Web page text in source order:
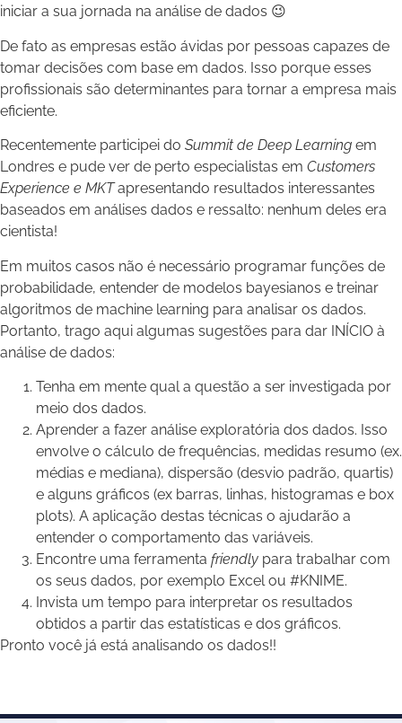
iniciar a sua jornada na análise de dados 😉
De fato as empresas estão ávidas por pessoas capazes de
tomar decisões com base em dados. Isso porque esses
profissionais são determinantes para tornar a empresa mais
eficiente.
Recentemente participei do Summit de Deep Learning em
Londres e pude ver de perto especialistas em Customers
Experience e MKTapresentando resultados interessantes
baseados em análises dados e ressalto: nenhum deles era
cientista!
Em muitos casos não é necessário programar funções de
probabilidade, entender de modelos bayesianos e treinar
algoritmos de machine learning para analisar os dados.
Portanto, trago aqui algumas sugestões para dar INÍCIO à
análise de dados:
Tenha em mente qual a questão a ser investigada por
meio dos dados.
Aprender a fazer análise exploratória dos dados. Isso
envolve o cálculo de frequências, medidas resumo (ex.
médias e mediana), dispersão (desvio padrão, quartis)
e alguns gráficos (ex barras, linhas, histogramas e box
plots). A aplicação destas técnicas o ajudarão a
entender o comportamento das variáveis.
Encontre uma ferramenta friendly para trabalhar com
os seus dados, por exemplo Excel ou #KNIME.
Invista um tempo para interpretar os resultados
obtidos a partir das estatísticas e dos gráficos.
Pronto você já está analisando os dados!!